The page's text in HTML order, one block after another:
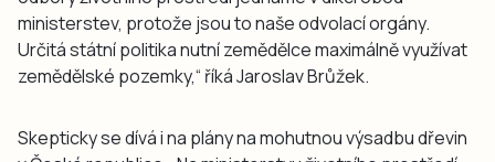
ministerstev, protože jsou to naše odvolací orgány.
Určitá státní politika nutní zemědělce maximálně využívat
zemědělské pozemky,“ říká Jaroslav Brůžek.
Skepticky se dívá i na plány na mohutnou výsadbu dřevin